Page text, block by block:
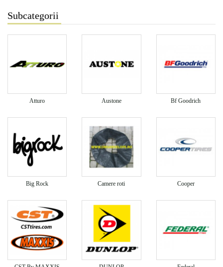
Subcategorii
Atturo Austone Bf Goodrich
Big Rock Camere roti Cooper